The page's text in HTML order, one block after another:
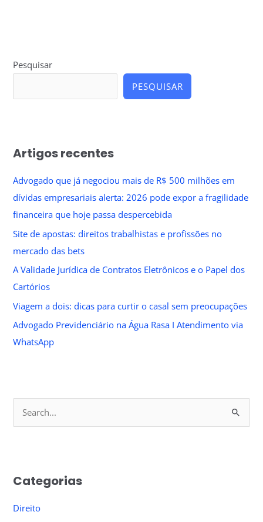
Pesquisar
PESQUISAR
Artigos recentes
Advogado que já negociou mais de R$ 500 milhões em
dívidas empresariais alerta: 2026 pode expor a fragilidade
financeira que hoje passa despercebida
Site de apostas: direitos trabalhistas e profissões no
mercado das bets
A Validade Jurídica de Contratos Eletrônicos e o Papel dos
Cartórios
Viagem a dois: dicas para curtir o casal sem preocupações
Advogado Previdenciário na Água Rasa I Atendimento via
WhatsApp
e
c
Categorias
Direito